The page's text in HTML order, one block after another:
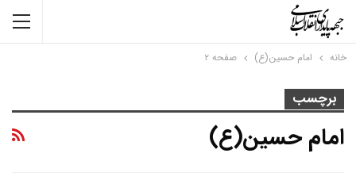
خانه امام حسین(ع) صفحه ۲
برچسب
امام حسین(ع)